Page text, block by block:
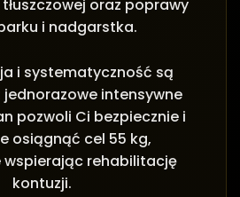
oraz poprawy
i nadgarstka.
i systematyczność są
jednorazowe intensywne
pozwoli Ci bezpiecznie i
osiągnąć cel 55 kg,
wspierając rehabilitację
kontuzji.